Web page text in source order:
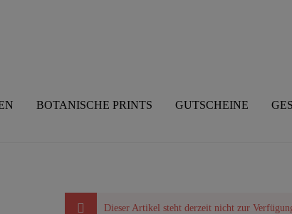
BOTANISCHE PRINTS GUTSCHEINE
Dieser Artikel steht derzeit nicht zur